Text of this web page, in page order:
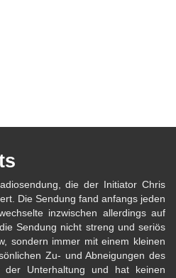
die der Initiator Chris
Die Sendung fand anfangs jeden
inzwischen allerdings auf
Sendung nicht streng und seriös
sondern immer mit einem kleinen
Zu- und Abneigungen des
der Unterhaltung und hat keinen